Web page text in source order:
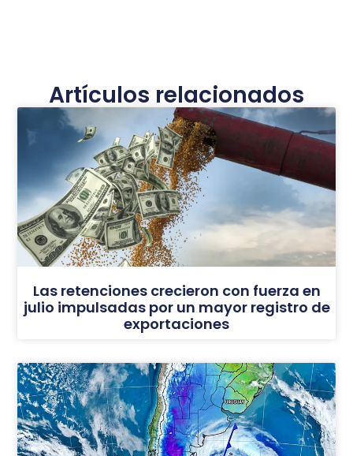
Artículos relacionados
Las retenciones crecieron con fuerza en
julio impulsadas por un mayor registro de
exportaciones